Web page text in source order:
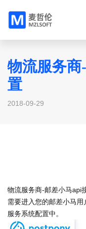
物流服务
置
2018-09-29
物流服务商-邮差小马api
需要进入您的邮差小马
服务系统配置中。